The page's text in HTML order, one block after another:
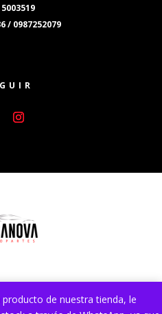
de nuestra tienda, le
/ 0987252079
Lumocai.com. Mejorado y